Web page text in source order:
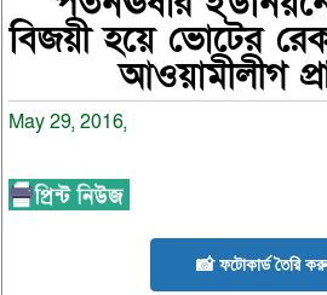
বিজয়ী হয়ে ভোটের
আওয়ামীলীগ
May 29, 2016,
📸 ফটোকার্ড তৈরি